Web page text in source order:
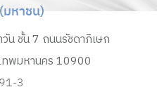
มหาชน)
น ชั้น 7 ถนนรัชดาภิเษก
ทพมหานคร 10900
3